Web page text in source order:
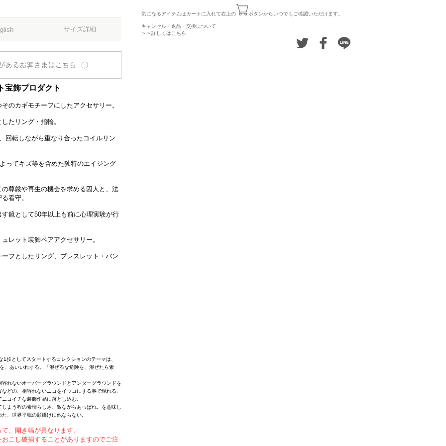
サイズ詳細
宝飾プロダクト
のカギモチーフにしたアクセサリー。
たリング・指輪。
回転しながら重なり合ったコイルリン
ってキズ等を含めた独特のエイジング
尊厳や再生の機会を求める囚人と、法
看守。
鏡として50年以上も前に心理実験が行
レット装飾ペアアクセサリー。
フとしたリング、ブレスレット・バン
歩としてスタートするコレクションのテーマは、
、あいいれする。「混ぜるな危険を、混ぜたら素
れないオーバーグラウンドとアンダーグラウンドを
どの、相容れないニコをイッコにする事で現れる、
コイチな装飾作品に落とし込む。
まう程の素晴らしさ、敵ながらあっぱれ。を意味し
、世界平穏の願掛けに他ならない。
、開き幅が異なります。
こし破損することがありますのでご注
気になるアイテムはカートに入れて右上の ボタンからいつでもご確認いただけます。
キャンセル・返品・交換について
＞＞詳しくはこちら